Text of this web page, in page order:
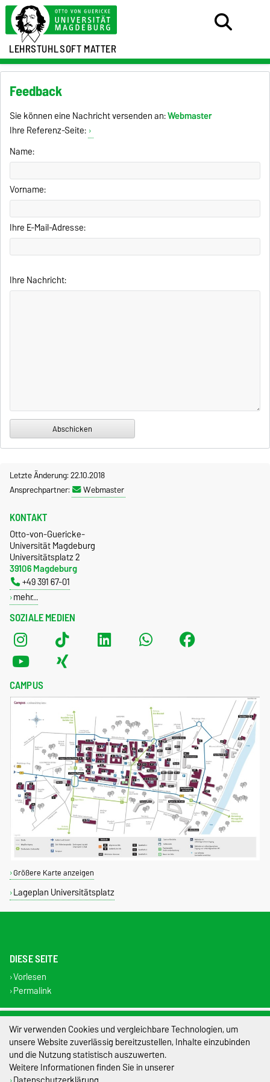
LEHRSTUHLSOFT MATTER
Feedback
Sie können eine Nachricht versenden an:Webmaster
Ihre Referenz-Seite:
Name:
Vorname:
Ihre E-Mail-Adresse:
Ihre Nachricht:
Letzte Änderung: 22.10.2018
Ansprechpartner:
Webmaster
SOZIALE MEDIEN
KONTAKT
Otto-von-Guericke-
Universität Magdeburg
Universitätsplatz 2
39106 Magdeburg
+49 391 67-01
mehr…
CAMPUS
Größere Karte anzeigen
Lageplan Universitätsplatz
DIESE SEITE
Vorlesen
Permalink
Impressum
Datenschutz
Barrierefreiheit
Wir verwenden Cookies und vergleichbare Technologien, um
unsere Website zuverlässig bereitzustellen, Inhalte einzubinden
und die Nutzung statistisch auszuwerten.
Weitere Informationen finden Sie in unserer